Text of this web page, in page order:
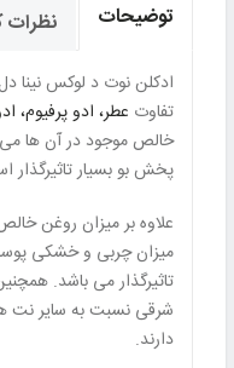
توضیحات نظرات
ادکلن نوت د لوکس نینا
تفاوت عطر، ادو پرفیوم،
خالص موجود در آن ها می
پخش بو بسیار
علاوه بر میزان روغن
میزان چربی و خشکی
تاثیرگذار می باشد.
شرقی نسبت به سایر نت
دارند.